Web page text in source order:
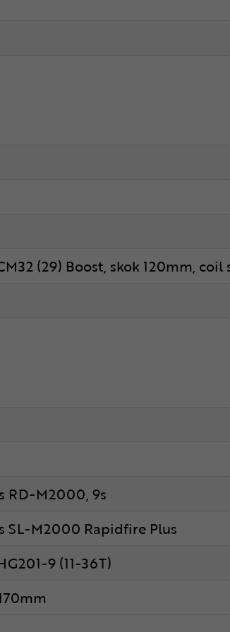
(29) Boost, skok 120mm, coil
RD-M2000, 9s
SL-M2000 Rapidfire Plus
9 (11-36T)